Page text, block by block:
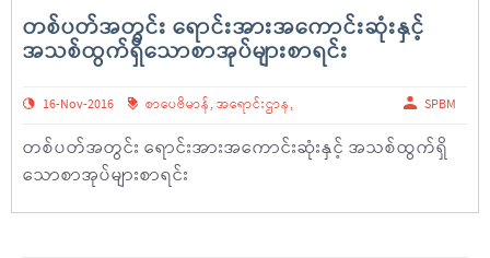
တစ်ပတ်အတွင်း ရောင်းအားအကောင်းဆုံးနှင့်
အသစ်ထွက်ရှိသောစာအုပ်များစာရင်း
16-Nov-2016 စာပေဗိမာန်,အရောင်းဌာန, SPBM
တစ်ပတ်အတွင်း ရောင်းအားအကောင်းဆုံးနှင့် အသစ်ထွက်ရှိ
သောစာအုပ်များစာရင်း